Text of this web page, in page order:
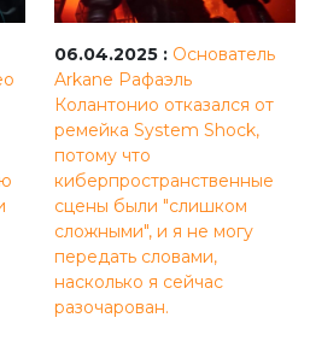
06.04.2025 : Основатель
Arkane Рафаэль
Колантонио отказался от
ремейка System Shock,
потому что
киберпространственные
сцены были "слишком
сложными", и я не могу
передать словами,
насколько я сейчас
разочарован.